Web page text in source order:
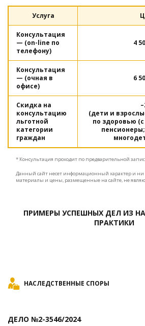
Услуга
Консультация
— (on-line по
телефону)
4
Консультация
— (очная в
офисе)
6
Скидка на
консультацию
льготной
категории
граждан
(дети и
по здоровью
* Консультация проходит по предварительной
Данный сайт несет информационный характер и ни
материалы и цены, размещенные на сайте, не
ПРИМЕРЫ УСПЕШНЫХ ДЕЛ ИЗ
ПРАКТИКИ
НАСЛЕДСТВЕННЫЕ СПОРЫ
ДЕЛО №2-3546/2024